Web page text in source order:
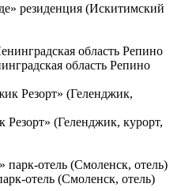
резиденция (Искитимский
область Репино
Резорт» (Геленджик, курорт,
отель (Смоленск, отель)